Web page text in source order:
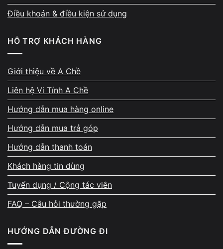
Test độ chai pin bằng phần mềm chuyên dụng
Báo giá rõ ràng trước khi thay
Sử dụng pin chính hãng hoặc pin chất lượng cao
Bảo hành rõ ràng
Cam kết không tráo linh kiện
Mọi thao tác đều được thực hiện đúng quy trình, cẩn thận,
đúng kỹ thuật và đảm bảo an toàn cho máy.
Giá thay pin laptop Lenovo tham khảo
Chi phí thay pin phụ thuộc vào dòng máy và loại pin (zin
chính hãng hoặc pin thay thế chất lượng cao).
Điều khoản & điều kiện sử dụng
HỖ TRỢ KHÁCH HÀNG
Giới thiệu về A Chề
Liên hệ Vi Tính A Chề
Hướng dẫn mua hàng online
Hướng dẫn mua trả góp
Hướng dẫn thanh toán
Khách hàng tin dùng
Tuyển dụng / Cộng tác viên
FAQ – Câu hỏi thường gặp
HƯỚNG DẪN ĐƯỜNG ĐI